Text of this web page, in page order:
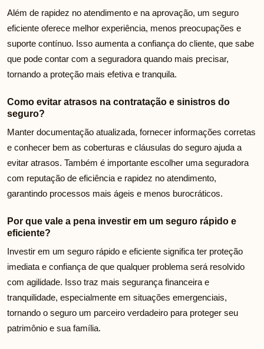
Além de rapidez no atendimento e na aprovação, um seguro
eficiente oferece melhor experiência, menos preocupações e
suporte contínuo. Isso aumenta a confiança do cliente, que sabe
que pode contar com a seguradora quando mais precisar,
tornando a proteção mais efetiva e tranquila.
Como evitar atrasos na contratação e sinistros do
seguro?
Manter documentação atualizada, fornecer informações corretas
e conhecer bem as coberturas e cláusulas do seguro ajuda a
evitar atrasos. Também é importante escolher uma seguradora
com reputação de eficiência e rapidez no atendimento,
garantindo processos mais ágeis e menos burocráticos.
Por que vale a pena investir em um seguro rápido e
eficiente?
Investir em um seguro rápido e eficiente significa ter proteção
imediata e confiança de que qualquer problema será resolvido
com agilidade. Isso traz mais segurança financeira e
tranquilidade, especialmente em situações emergenciais,
tornando o seguro um parceiro verdadeiro para proteger seu
patrimônio e sua família.